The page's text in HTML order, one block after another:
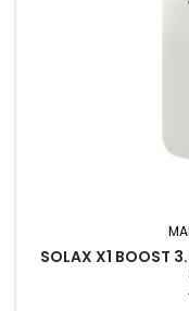
SOLAX X1 BOOST